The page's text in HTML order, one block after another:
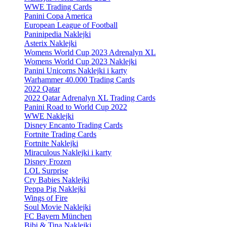
WWE Trading Cards
Panini Copa America
European League of Football
Paninipedia Naklejki
Asterix Naklejki
Womens World Cup 2023 Adrenalyn XL
Womens World Cup 2023 Naklejki
Panini Unicorns Naklejki i karty
Warhammer 40.000 Trading Cards
2022 Qatar
2022 Qatar Adrenalyn XL Trading Cards
Panini Road to World Cup 2022
WWE Naklejki
Disney Encanto Trading Cards
Fortnite Trading Cards
Fortnite Naklejki
Miraculous Naklejki i karty
Disney Frozen
LOL Surprise
Cry Babies Naklejki
Peppa Pig Naklejki
Wings of Fire
Soul Movie Naklejki
FC Bayern München
Bibi & Tina Naklejki